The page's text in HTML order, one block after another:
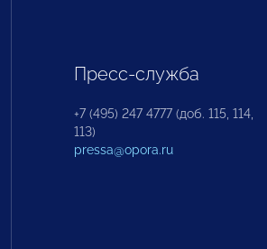
Пресс-служба
+7 (495) 247 4777 (доб. 115, 114,
113)
pressa@opora.ru